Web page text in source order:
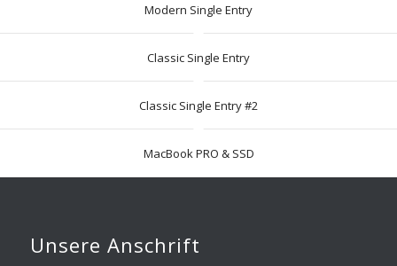
Modern Single Entry
Classic Single Entry
Classic Single Entry #2
MacBook PRO & SSD
Unsere Anschrift